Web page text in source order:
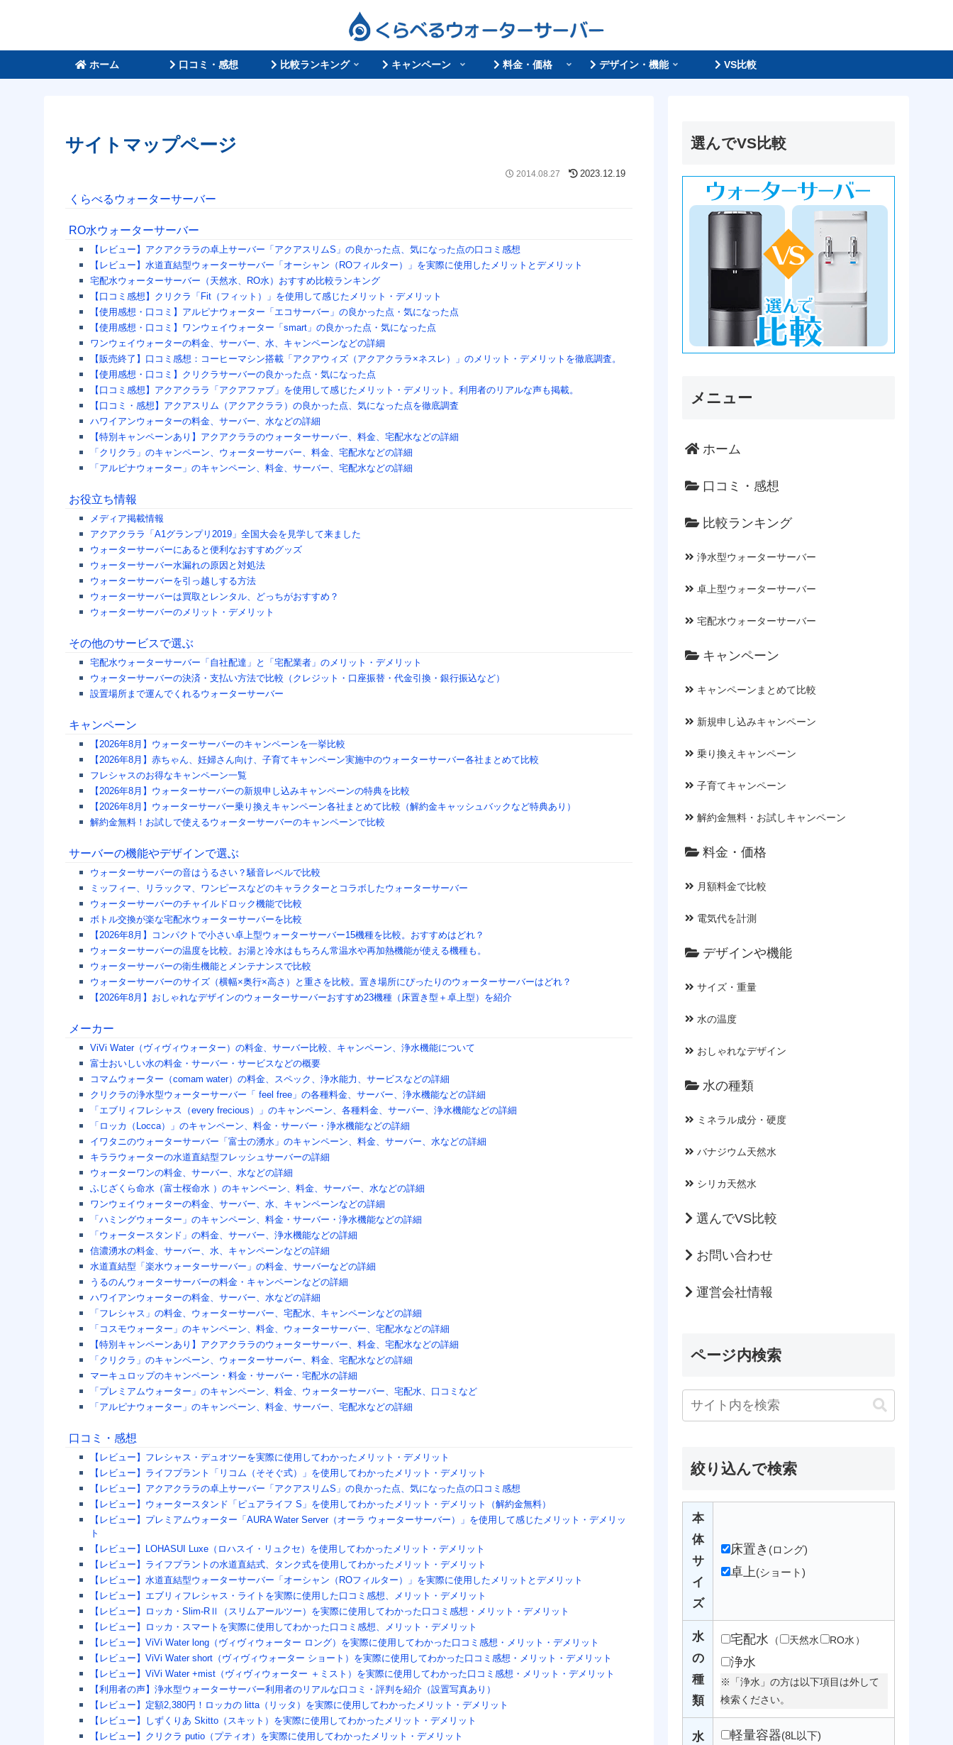
ホーム 口コミ・感想 比較ランキング キャンペーン 料金・価格 デザイン・機能 VS比較
サイトマップページ
2014.08.27 2023.12.19
くらべるウォーターサーバー
RO水ウォーターサーバー
【レビュー】アクアクララの卓上サーバー「アクアスリムS」の良かった点、気になった点の口コミ感想
【レビュー】水道直結型ウォーターサーバー「オーシャン（ROフィルター）」を実際に使用したメリットとデメリット
宅配水ウォーターサーバー（天然水、RO水）おすすめ比較ランキング
【口コミ感想】クリクラ「Fit（フィット）」を使用して感じたメリット・デメリット
【使用感想・口コミ】アルピナウォーター「エコサーバー」の良かった点・気になった点
【使用感想・口コミ】ワンウェイウォーター「smart」の良かった点・気になった点
ワンウェイウォーターの料金、サーバー、水、キャンペーンなどの詳細
【販売終了】口コミ感想：コーヒーマシン搭載「アクアウィズ（アクアクララ×ネスレ）」のメリット・デメリットを徹底調査。
【使用感想・口コミ】クリクラサーバーの良かった点・気になった点
【口コミ感想】アクアクララ「アクアファブ」を使用して感じたメリット・デメリット。利用者のリアルな声も掲載。
【口コミ・感想】アクアスリム（アクアクララ）の良かった点、気になった点を徹底調査
ハワイアンウォーターの料金、サーバー、水などの詳細
【特別キャンペーンあり】アクアクララのウォーターサーバー、料金、宅配水などの詳細
「クリクラ」のキャンペーン、ウォーターサーバー、料金、宅配水などの詳細
「アルピナウォーター」のキャンペーン、料金、サーバー、宅配水などの詳細
お役立ち情報
メディア掲載情報
アクアクララ「A1グランプリ2019」全国大会を見学して来ました
ウォーターサーバーにあると便利なおすすめグッズ
ウォーターサーバー水漏れの原因と対処法
ウォーターサーバーを引っ越しする方法
ウォーターサーバーは買取とレンタル、どっちがおすすめ？
ウォーターサーバーのメリット・デメリット
その他のサービスで選ぶ
宅配水ウォーターサーバー「自社配達」と「宅配業者」のメリット・デメリット
ウォーターサーバーの決済・支払い方法で比較（クレジット・口座振替・代金引換・銀行振込など）
設置場所まで運んでくれるウォーターサーバー
キャンペーン
【2026年8月】ウォーターサーバーのキャンペーンを一挙比較
【2026年8月】赤ちゃん、妊婦さん向け、子育てキャンペーン実施中のウォーターサーバー各社まとめて比較
フレシャスのお得なキャンペーン一覧
【2026年8月】ウォーターサーバーの新規申し込みキャンペーンの特典を比較
【2026年8月】ウォーターサーバー乗り換えキャンペーン各社まとめて比較（解約金キャッシュバックなど特典あり）
解約金無料！お試しで使えるウォーターサーバーのキャンペーンで比較
サーバーの機能やデザインで選ぶ
ウォーターサーバーの音はうるさい？騒音レベルで比較
ミッフィー、リラックマ、ワンピースなどのキャラクターとコラボしたウォーターサーバー
ウォーターサーバーのチャイルドロック機能で比較
ボトル交換が楽な宅配水ウォーターサーバーを比較
【2026年8月】コンパクトで小さい卓上型ウォーターサーバー15機種を比較。おすすめはどれ？
ウォーターサーバーの温度を比較。お湯と冷水はもちろん常温水や再加熱機能が使える機種も。
ウォーターサーバーの衛生機能とメンテナンスで比較
ウォーターサーバーのサイズ（横幅×奥行×高さ）と重さを比較。置き場所にぴったりのウォーターサーバーはどれ？
【2026年8月】おしゃれなデザインのウォーターサーバーおすすめ23機種（床置き型＋卓上型）を紹介
メーカー
ViVi Water（ヴィヴィウォーター）の料金、サーバー比較、キャンペーン、浄水機能について
富士おいしい水の料金・サーバー・サービスなどの概要
コマムウォーター（comam water）の料金、スペック、浄水能力、サービスなどの詳細
クリクラの浄水型ウォーターサーバー「 feel free」の各種料金、サーバー、浄水機能などの詳細
「エブリィフレシャス（every frecious）」のキャンペーン、各種料金、サーバー、浄水機能などの詳細
「ロッカ（Locca）」のキャンペーン、料金・サーバー・浄水機能などの詳細
イワタニのウォーターサーバー「富士の湧水」のキャンペーン、料金、サーバー、水などの詳細
キララウォーターの水道直結型フレッシュサーバーの詳細
ウォーターワンの料金、サーバー、水などの詳細
ふじざくら命水（富士桜命水 ）のキャンペーン、料金、サーバー、水などの詳細
ワンウェイウォーターの料金、サーバー、水、キャンペーンなどの詳細
「ハミングウォーター」のキャンペーン、料金・サーバー・浄水機能などの詳細
「ウォータースタンド」の料金、サーバー、浄水機能などの詳細
信濃湧水の料金、サーバー、水、キャンペーンなどの詳細
水道直結型「楽水ウォーターサーバー」の料金、サーバーなどの詳細
うるのんウォーターサーバーの料金・キャンペーンなどの詳細
ハワイアンウォーターの料金、サーバー、水などの詳細
「フレシャス」の料金、ウォーターサーバー、宅配水、キャンペーンなどの詳細
「コスモウォーター」のキャンペーン、料金、ウォーターサーバー、宅配水などの詳細
【特別キャンペーンあり】アクアクララのウォーターサーバー、料金、宅配水などの詳細
「クリクラ」のキャンペーン、ウォーターサーバー、料金、宅配水などの詳細
マーキュロップのキャンペーン・料金・サーバー・宅配水の詳細
「プレミアムウォーター」のキャンペーン、料金、ウォーターサーバー、宅配水、口コミなど
「アルピナウォーター」のキャンペーン、料金、サーバー、宅配水などの詳細
口コミ・感想
【レビュー】フレシャス・デュオツーを実際に使用してわかったメリット・デメリット
【レビュー】ライフプラント「リコム（そそぐ式）」を使用してわかったメリット・デメリット
【レビュー】アクアクララの卓上サーバー「アクアスリムS」の良かった点、気になった点の口コミ感想
【レビュー】ウォータースタンド「ピュアライフ S」を使用してわかったメリット・デメリット（解約金無料）
【レビュー】プレミアムウォーター「AURA Water Server（オーラ ウォーターサーバー）」を使用して感じたメリット・デメリッ
ト
【レビュー】LOHASUI Luxe（ロハスイ・リュクセ）を使用してわかったメリット・デメリット
【レビュー】ライフプラントの水道直結式、タンク式を使用してわかったメリット・デメリット
【レビュー】水道直結型ウォーターサーバー「オーシャン（ROフィルター）」を実際に使用したメリットとデメリット
【レビュー】エブリィフレシャス・ライトを実際に使用した口コミ感想、メリット・デメリット
【レビュー】ロッカ・Slim-RⅡ（スリムアールツー）を実際に使用してわかった口コミ感想・メリット・デメリット
【レビュー】ロッカ・スマートを実際に使用してわかった口コミ感想、メリット・デメリット
【レビュー】ViVi Water long（ヴィヴィウォーター ロング）を実際に使用してわかった口コミ感想・メリット・デメリット
【レビュー】ViVi Water short（ヴィヴィウォーター ショート）を実際に使用してわかった口コミ感想・メリット・デメリット
【レビュー】ViVi Water +mist（ヴィヴィウォーター ＋ミスト）を実際に使用してわかった口コミ感想・メリット・デメリット
【利用者の声】浄水型ウォーターサーバー利用者のリアルな口コミ・評判を紹介（設置写真あり）
【レビュー】定額2,380円！ロッカの litta（リッタ）を実際に使用してわかったメリット・デメリット
【レビュー】しずくりあ Skitto（スキット）を実際に使用してわかったメリット・デメリット
【レビュー】クリクラ putio（プティオ）を実際に使用してわかったメリット・デメリット
選んでVS比較
メニュー
ホーム
口コミ・感想
比較ランキング
浄水型ウォーターサーバー
卓上型ウォーターサーバー
宅配水ウォーターサーバー
キャンペーン
キャンペーンまとめて比較
新規申し込みキャンペーン
乗り換えキャンペーン
子育てキャンペーン
解約金無料・お試しキャンペーン
料金・価格
月額料金で比較
電気代を計測
デザインや機能
サイズ・重量
水の温度
おしゃれなデザイン
水の種類
ミネラル成分・硬度
バナジウム天然水
シリカ天然水
選んでVS比較
お問い合わせ
運営会社情報
ページ内検索
絞り込んで検索
本
体
サ
イ
ズ
床置き (ロング)
卓上(ショート)
水
の
種
類
宅配水 （ 天然水 RO水）
浄水
※「浄水」の方は以下項目は外して
検索ください。
水
軽量容器(8L以下)